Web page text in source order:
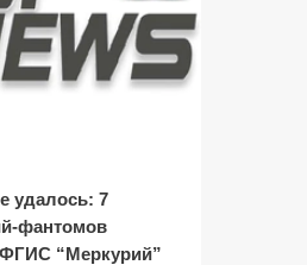
удалось: 7
фантомов
“Меркурий”